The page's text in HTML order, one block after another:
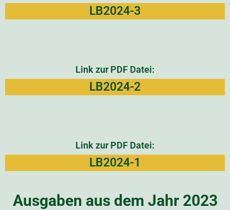
LB2024-3
Link zur PDF Datei:
LB2024-2
Link zur PDF Datei:
LB2024-1
Ausgaben aus dem Jahr 2023